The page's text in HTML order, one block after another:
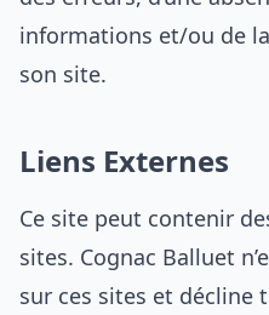
informations et/ou de
son site.
Liens Externes
Ce site peut contenir
sites. Cognac Balluet
sur ces sites et décline